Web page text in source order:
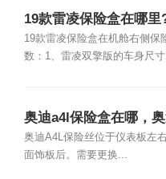
19款雷凌保险盒在哪里
19款雷凌保险盒在机舱右侧保
数：1、雷凌双擎版的车身尺
奥迪a4l保险盒在哪，
对应图
奥迪A4L保险丝位于仪表板左
面饰板后。需要更换...